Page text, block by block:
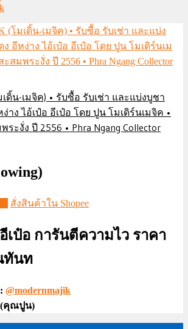
มเดิ้น-เมจิค) • รับซื้อ รับเช่า และแบ่งบูชา
าง ไอ้เป๋อ อีเป๋อ โดย ปูน โมเดิร์นเมจิค •
ะงั่ง ปี 2556 • Phra Ngang Collector
สั่งสินค้าใน Shopee
เป๋อ การันตีความไว ราคา
ทันท
@modernmajik
(คุณปูน)